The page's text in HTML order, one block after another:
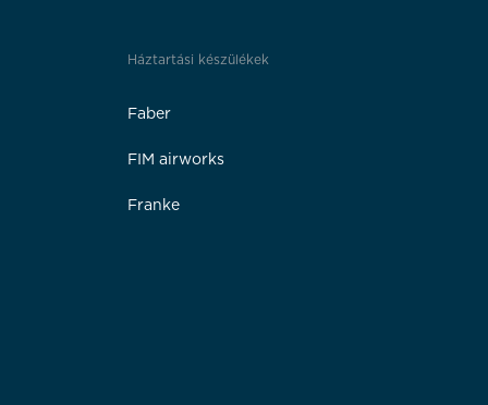
Háztartási készülékek
Faber
FIM airworks
Franke